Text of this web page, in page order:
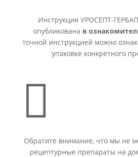
Инструкция УРОСЕПТ-
опубликована в
точной инструкцией можно
упаковке конкретного

Обратите внимание, что мы не
рецептурные препараты на